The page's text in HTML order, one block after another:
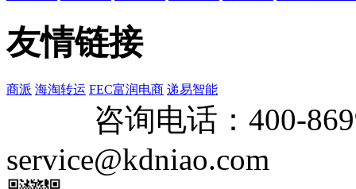
友情链接
商派 海淘转运 FEC富润电商 递易智能
咨询电话： 400-
service@kdniao.com